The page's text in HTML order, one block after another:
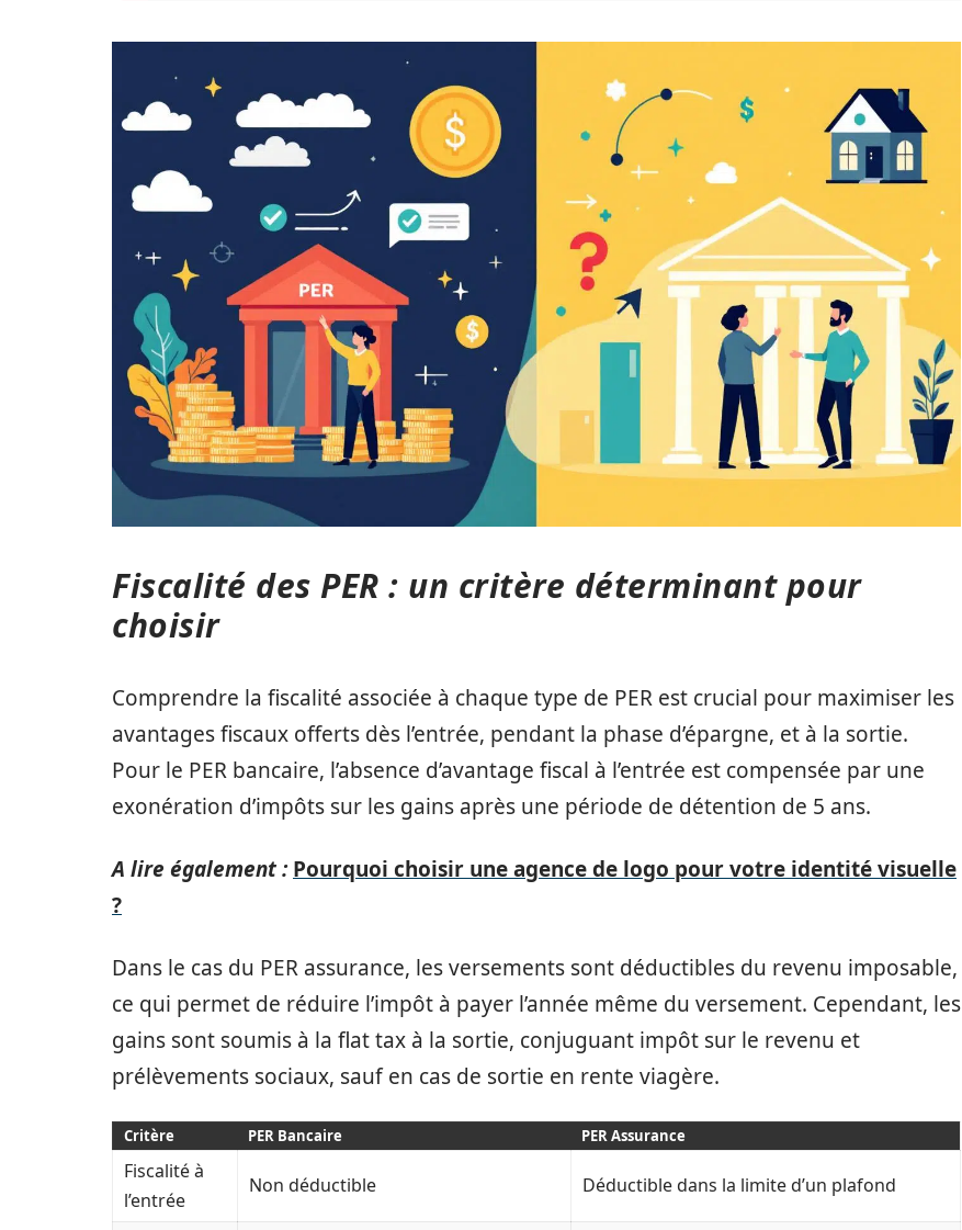
Fiscalité des PER : un critère déterminant pour
choisir
Comprendre la fiscalité associée à chaque type de PER est crucial pour maximiser les
avantages fiscaux offerts dès l’entrée, pendant la phase d’épargne, et à la sortie.
Pour le PER bancaire, l’absence d’avantage fiscal à l’entrée est compensée par une
exonération d’impôts sur les gains après une période de détention de 5 ans.
A lire également : Pourquoi choisir une agence de logo pour votre identité visuelle
?
Dans le cas du PER assurance, les versements sont déductibles du revenu imposable,
ce qui permet de réduire l’impôt à payer l’année même du versement. Cependant, les
gains sont soumis à la flat tax à la sortie, conjuguant impôt sur le revenu et
prélèvements sociaux, sauf en cas de sortie en rente viagère.
Critère PER Bancaire PER Assurance
Fiscalité à
l’entrée
Non déductible Déductible dans la limite d’un plafond